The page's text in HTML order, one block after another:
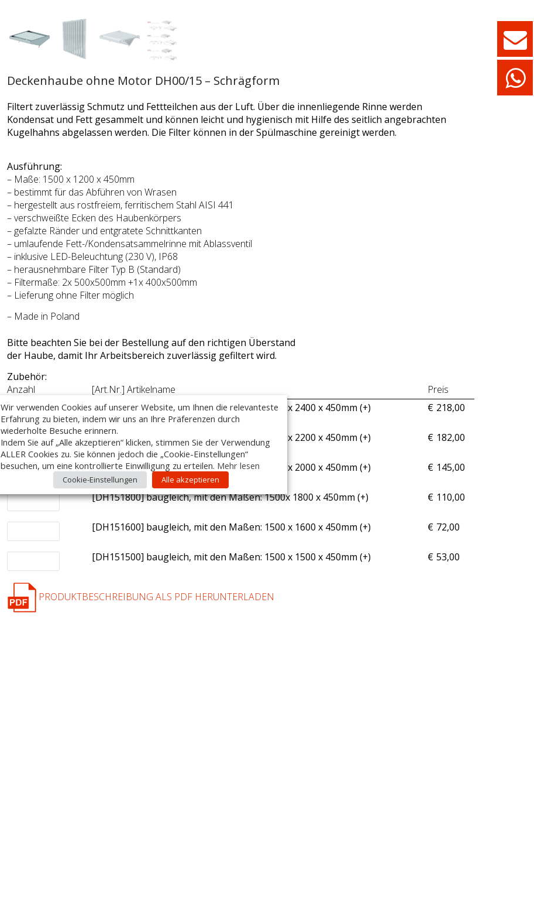
Deckenhaube ohne Motor DH00/15 – Schrägform
Filtert zuverlässig Schmutz und Fettteilchen aus der Luft. Über die innenliegende Rinne werden
Kondensat und Fett gesammelt und können leicht und hygienisch mit Hilfe des seitlich angebrachten
Kugelhahns abgelassen werden. Die Filter können in der Spülmaschine gereinigt werden.
Ausführung:
– Maße: 1500 x 1200 x 450mm
– bestimmt für das Abführen von Wrasen
– hergestellt aus rostfreiem, ferritischem Stahl AISI 441
– verschweißte Ecken des Haubenkörpers
– gefalzte Ränder und entgratete Schnittkanten
– umlaufende Fett-/Kondensatsammelrinne mit Ablassventil
– inklusive LED-Beleuchtung (230 V), IP68
– herausnehmbare Filter Typ B (Standard)
– Filtermaße: 2x 500x500mm +1x 400x500mm
– Lieferung ohne Filter möglich
– Made in Poland
Bitte beachten Sie bei der Bestellung auf den richtigen Überstand
der Haube, damit Ihr Arbeitsbereich zuverlässig gefiltert wird.
Zubehör:
Anzahl
[Art.Nr.] Artikelname
Preis
[DH152400] baugleich, mit den Maßen: 1500 x 2400 x 450mm (+
€ 218,00
)
[DH152200] baugleich, mit den Maßen: 1500 x 2200 x 450mm (+ € 182,00
)
[DH152000] baugleich, mit den Maßen: 1500 x 2000 x 450mm (+ € 145,00
)
[DH151800] baugleich, mit den Maßen: 1500x 1800 x 450mm (+ € 110,00
)
[DH151600] baugleich, mit den Maßen: 1500 x 1600 x 450mm (+ € 72,00
)
[DH151500] baugleich, mit den Maßen: 1500 x 1500 x 450mm (+ € 53,00
)
PRODUKTBESCHREIBUNG ALS PDF HERUNTERLADEN
Wir verwenden Cookies auf unserer Website, um Ihnen die relevanteste
Erfahrung zu bieten, indem wir uns an Ihre Präferenzen durch
wiederholte Besuche erinnern.
Indem Sie auf „Alle akzeptieren“ klicken, stimmen Sie der Verwendung
ALLER Cookies zu. Sie können jedoch die „Cookie-Einstellungen“
besuchen, um eine kontrollierte Einwilligung zu erteilen. Mehr lesen
Cookie-Einstellungen Alle akzeptieren